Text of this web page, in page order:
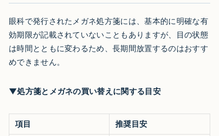
眼科で発行されたメガネ処方箋には、基本的に明確な有
効期限が記載されていないこともありますが、目の状態
は時間とともに変わるため、長期間放置するのはおすす
めできません。
▼処方箋とメガネの買い替えに関する目安
項目 推奨目安